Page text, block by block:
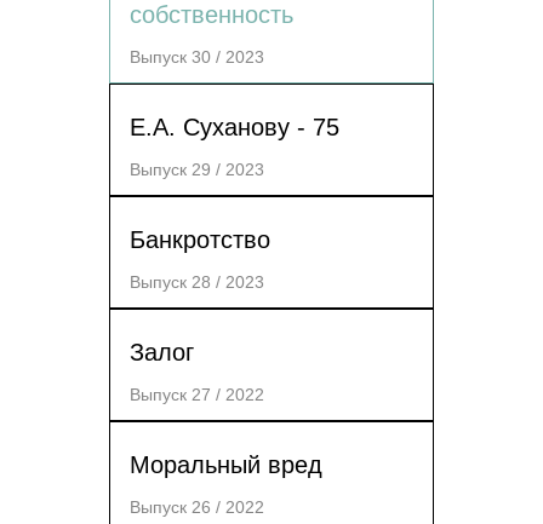
собственность
Выпуск 30 / 2023
Е.А. Суханову - 75
Выпуск 29 / 2023
Банкротство
Выпуск 28 / 2023
Залог
Выпуск 27 / 2022
Моральный вред
Выпуск 26 / 2022